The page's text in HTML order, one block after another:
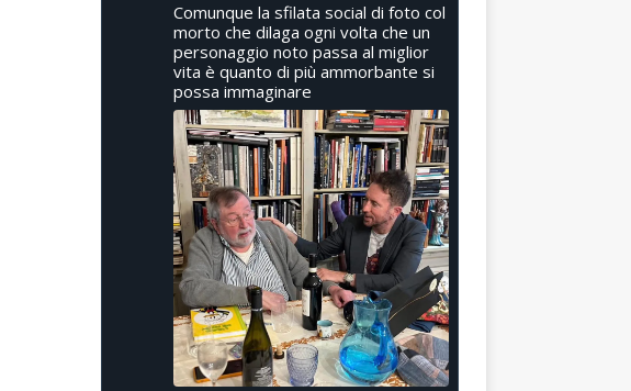
Comunque la sfilata social di foto col
morto che dilaga ogni volta che un
personaggio noto passa al miglior
vita è quanto di più ammorbante si
possa immaginare